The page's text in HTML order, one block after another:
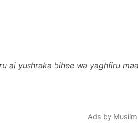
ai yushraka bihee wa yaghfiru
Ads by